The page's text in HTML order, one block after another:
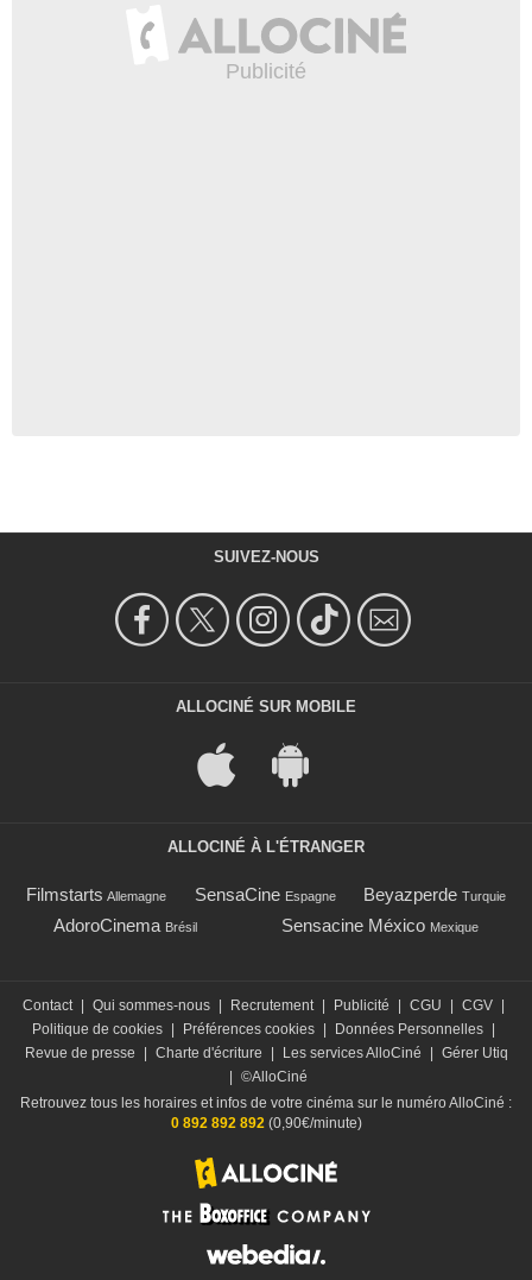
SUIVEZ-NOUS
ALLOCINÉ SUR MOBILE
ALLOCINÉ À L'ÉTRANGER
Filmstarts Allemagne SensaCine Espagne Beyazperde Turquie
AdoroCinema Brésil Sensacine México Mexique
Contact Qui sommes-nous Recrutement Publicité CGU CGV
Politique de cookies
Préférences cookies Données Personnelles
Revue de presse
Charte d'écriture Les services AlloCiné
Gérer Utiq
©AlloCiné
Retrouvez tous les horaires et infos de votre cinéma sur le numéro AlloCiné :
0 892 892 892(0,90€/minute)